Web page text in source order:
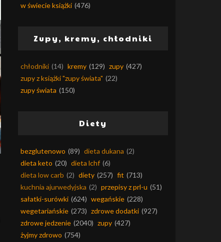
w świecie książki (476)
Zupy, kremy, chłodniki
chłodniki (14) kremy (129) zupy (427)
zupy z książki "zupy świata" (22)
zupy świata (150)
Diety
bezglutenowo (89) dieta dukana (2)
dieta keto (20) dieta lchf (6)
dieta low carb (2) diety (257) fit (713)
kuchnia ajurwedyjska (2) przepisy z prl-u (51)
sałatki-surówki (624) wegańskie (228)
wegetariańskie (273) zdrowe dodatki (927)
zdrowe jedzenie (2040) zupy (427)
żyjmy zdrowo (754)